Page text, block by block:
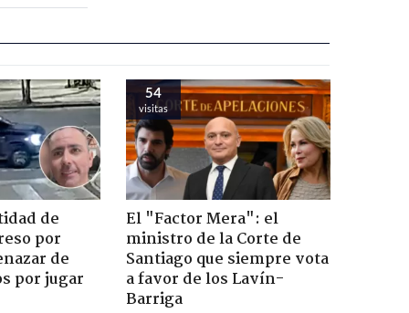
de
por
de
por jugar
54
visitas
El "Factor Mera": el
ministro de la Corte de
Santiago que siempre vota
a favor de los Lavín-
Barriga